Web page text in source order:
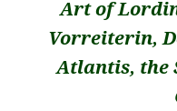
Art of
Vorreiterin,
Atlantis, the